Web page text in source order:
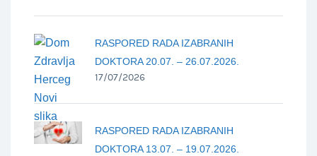
RASPORED RADA IZABRANIH
DOKTORA 20.07. – 26.07.2026.
17/07/2026
RASPORED RADA IZABRANIH
DOKTORA 13.07. – 19.07.2026.